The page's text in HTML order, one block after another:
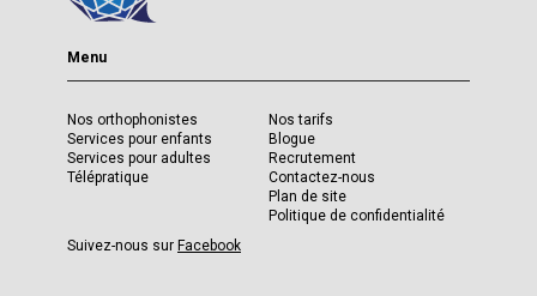
Menu
Nos orthophonistes
Services pour enfants
Services pour adultes
Télépratique
Nos tarifs
Blogue
Recrutement
Contactez-nous
Plan de site
Politique de confidentialité
Suivez-nous sur Facebook